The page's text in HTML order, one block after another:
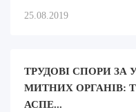
25.08.2019
ТРУДОВІ СПОРИ ЗА
МИТНИХ ОРГАНІВ:
АСПЕ...